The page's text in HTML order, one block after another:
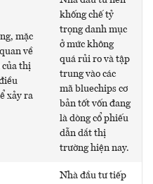
mặc
về
thị
xảy ra
khống chế tỷ
trọng danh mục
ở mức không
quá rủi ro và tập
trung vào các
mã bluechips cơ
bản tốt vốn đang
là dòng cổ phiếu
dẫn dắt thị
trường hiện nay.
Nhà đầu tư tiếp